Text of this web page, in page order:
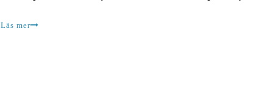
Läs mer